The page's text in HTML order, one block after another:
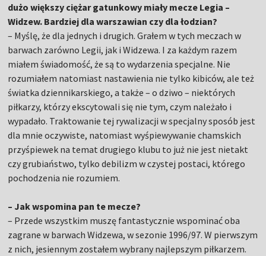
dużo większy ciężar gatunkowy miały mecze Legia –
Widzew. Bardziej dla warszawian czy dla łodzian?
– Myślę, że dla jednych i drugich. Grałem w tych meczach w
barwach zarówno Legii, jak i Widzewa. I za każdym razem
miałem świadomość, że są to wydarzenia specjalne. Nie
rozumiałem natomiast nastawienia nie tylko kibiców, ale też
światka dziennikarskiego, a także – o dziwo – niektórych
piłkarzy, którzy ekscytowali się nie tym, czym należało i
wypadało. Traktowanie tej rywalizacji w specjalny sposób jest
dla mnie oczywiste, natomiast wyśpiewywanie chamskich
przyśpiewek na temat drugiego klubu to już nie jest nietakt
czy grubiaństwo, tylko debilizm w czystej postaci, którego
pochodzenia nie rozumiem.
– Jak wspomina pan te mecze?
– Przede wszystkim muszę fantastycznie wspominać oba
zagrane w barwach Widzewa, w sezonie 1996/97. W pierwszym
z nich, jesiennym zostałem wybrany najlepszym piłkarzem.